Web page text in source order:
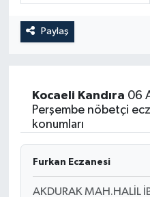
Paylaş
Kocaeli Kandıra 06
Perşembe nöbetçi
konumları
Furkan Eczanesi
AKDURAK MAH.HALİL